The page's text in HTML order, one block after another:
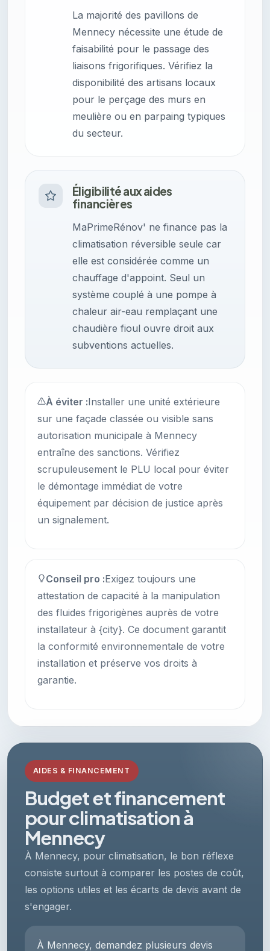
La majorité des pavillons de
Mennecy nécessite une étude de
faisabilité pour le passage des
liaisons frigorifiques. Vérifiez la
disponibilité des artisans locaux
pour le perçage des murs en
meulière ou en parpaing typiques
du secteur.
Éligibilité aux aides
financières
MaPrimeRénov' ne finance pas la
climatisation réversible seule car
elle est considérée comme un
chauffage d'appoint. Seul un
système couplé à une pompe à
chaleur air-eau remplaçant une
chaudière fioul ouvre droit aux
subventions actuelles.
À éviter :Installer une unité extérieure
sur une façade classée ou visible sans
autorisation municipale à Mennecy
entraîne des sanctions. Vérifiez
scrupuleusement le PLU local pour éviter
le démontage immédiat de votre
équipement par décision de justice après
un signalement.
Conseil pro :Exigez toujours une
attestation de capacité à la manipulation
des fluides frigorigènes auprès de votre
installateur à {city}. Ce document garantit
la conformité environnementale de votre
installation et préserve vos droits à
garantie.
AIDES & FINANCEMENT
Budget et financement
pour climatisation à
Mennecy
À Mennecy, pour climatisation, le bon réflexe
consiste surtout à comparer les postes de coût,
les options utiles et les écarts de devis avant de
s'engager.
À Mennecy, demandez plusieurs devis